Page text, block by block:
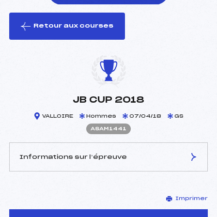
le ski
Retour aux courses
JB CUP 2018
VALLOIRE Hommes 07/04/18 GS
ASAM1441
Informations sur l’épreuve
–
Arbitre :
SILVESTRE PASCAL (SA)
Imprimer